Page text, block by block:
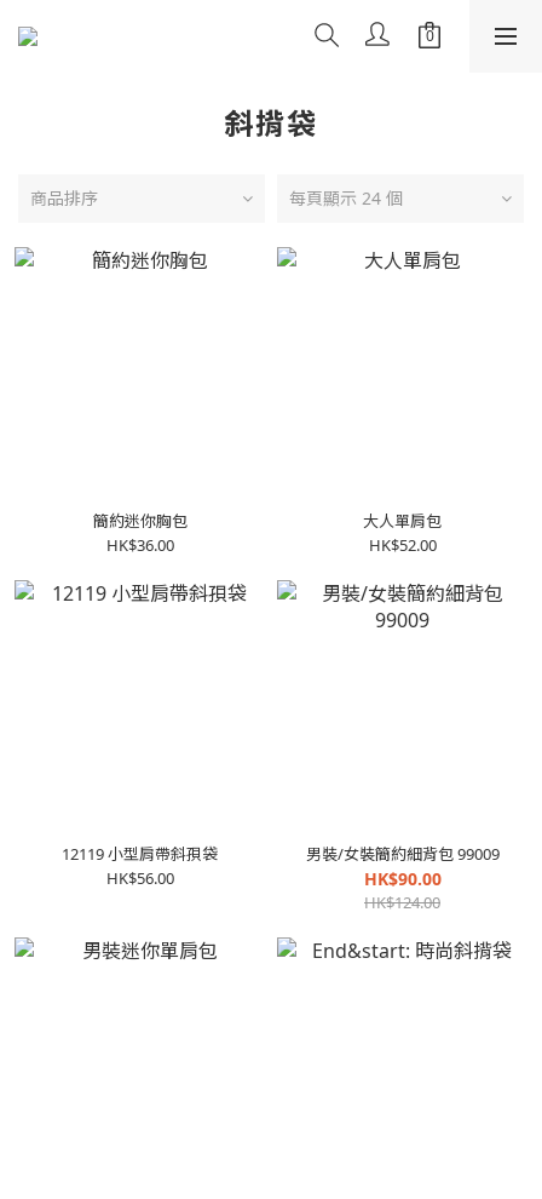
斜揹袋
商品排序 每頁顯示 24 個
簡約迷你胸包
HK$36.00
大人單肩包
HK$52.00
12119 小型肩帶斜孭袋
HK$56.00
男裝/女裝簡約細背包 99009
HK$90.00
HK$124.00